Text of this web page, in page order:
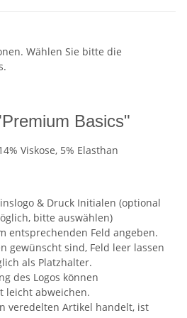
Wählen Sie bitte die
Basics"
Viskose, 5% Elasthan
& Druck Initialen (optional
bitte auswählen)
entsprechenden Feld angeben.
gewünscht sind, Feld leer lassen
als Platzhalter.
des Logos können
leicht abweichen.
veredelten Artikel handelt, ist